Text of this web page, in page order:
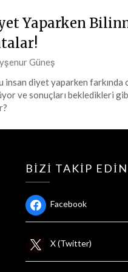
Yaparken
Güneş
insan diyet yaparken farkında
ve sonuçları bekledikleri
BIZI TAKIP EDIN
Facebook
X (Twitter)